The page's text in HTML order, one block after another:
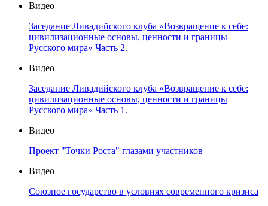
Видео
Заседание Ливадийского клуба «Возвращение к себе:
цивилизационные основы, ценности и границы
Русского мира» Часть 2.
Видео
Заседание Ливадийского клуба «Возвращение к себе:
цивилизационные основы, ценности и границы
Русского мира» Часть 1.
Видео
Проект "Точки Роста" глазами участников
Видео
Союзное государство в условиях современного кризиса